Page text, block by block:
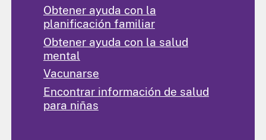
Obtener ayuda con la
planificación familiar
Obtener ayuda con la salud
mental
Vacunarse
Encontrar información de salud
para niñas